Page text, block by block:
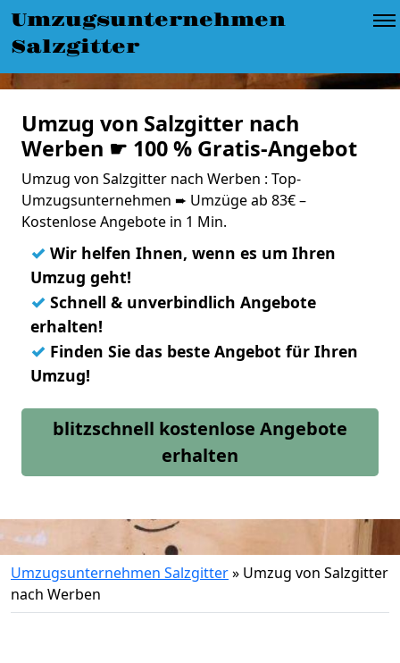
Umzugsunternehmen
Salzgitter
Umzug von Salzgitter nach
Werben ☛ 100 % Gratis-Angebot
Umzug von Salzgitter nach Werben : Top-
Umzugsunternehmen ➨ Umzüge ab 83€ –
Kostenlose Angebote in 1 Min.
✓ Wir helfen Ihnen, wenn es um Ihren
Umzug geht!
✓ Schnell & unverbindlich Angebote
erhalten!
✓ Finden Sie das beste Angebot für Ihren
Umzug!
blitzschnell kostenlose Angebote
erhalten
Umzugsunternehmen Salzgitter» Umzug von Salzgitter
nach Werben